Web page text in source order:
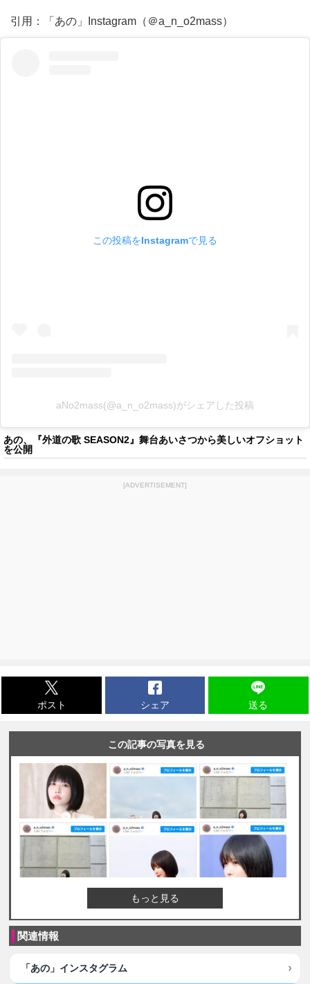
引用：「あの」Instagram（＠a_n_o2mass）
この投稿をInstagramで見る
aNo2mass(@a_n_o2mass)がシェアした投稿
あの、『外道の歌 SEASON2』舞台あいさつから美しいオフショット
を公開
[ADVERTISEMENT]
ポスト シェア 送る
この記事の写真を見る
もっと見る
関連情報
「あの」インスタグラム